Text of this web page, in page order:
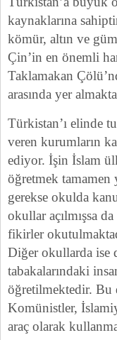
kaynaklarına
kömür, altın ve
Çin’in en önemli
Taklamakan
arasında yer
Türkistan’ı elinde
veren kurumların
ediyor. İşin İslam
öğretmek tamamen
gerekse okulda
okullar açılmışsa
fikirler
Diğer okullarda ise
tabakalarındaki
öğretilmektedir. Bu
Komünistler,
araç olarak